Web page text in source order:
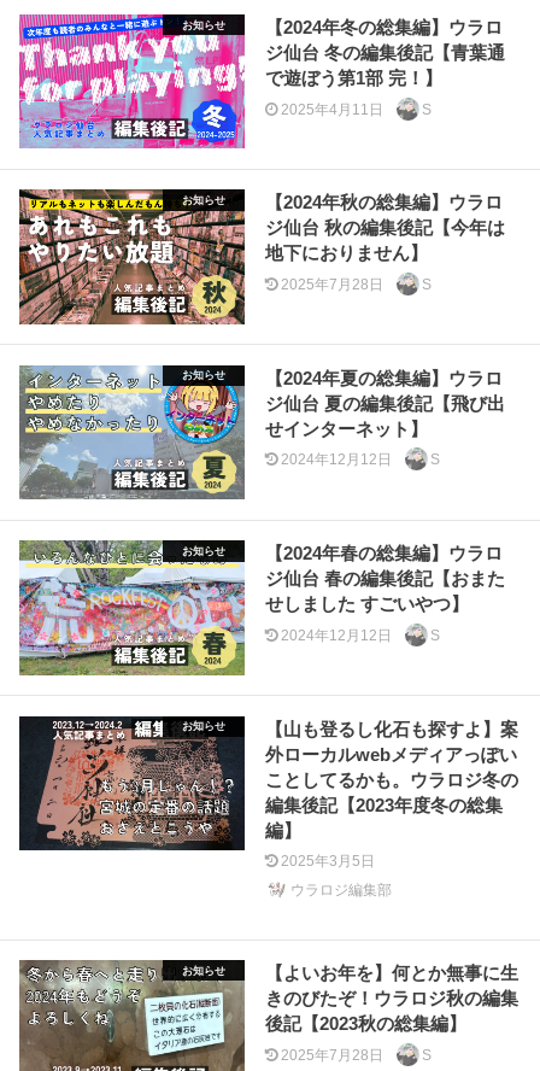
お知らせ
【2024年冬の総集編】ウラロ
ジ仙台 冬の編集後記【青葉通
で遊ぼう第1部 完！】
2025年4月11日 S
お知らせ
【2024年秋の総集編】ウラロ
ジ仙台 秋の編集後記【今年は
地下におりません】
2025年7月28日 S
お知らせ
【2024年夏の総集編】ウラロ
ジ仙台 夏の編集後記【飛び出
せインターネット】
2024年12月12日 S
お知らせ
【2024年春の総集編】ウラロ
ジ仙台 春の編集後記【おまた
せしました すごいやつ】
2024年12月12日 S
お知らせ
【山も登るし化石も探すよ】案
外ローカルwebメディアっぽい
ことしてるかも。ウラロジ冬の
編集後記【2023年度冬の総集
編】
2025年3月5日
ウラロジ編集部
お知らせ
【よいお年を】何とか無事に生
きのびたぞ！ウラロジ秋の編集
後記【2023秋の総集編】
2025年7月28日 S